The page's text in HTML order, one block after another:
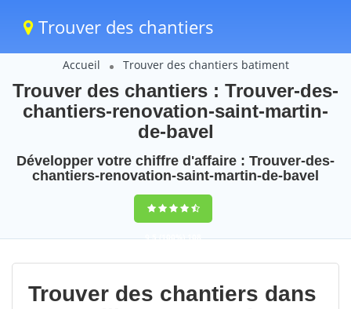
Trouver des chantiers
Accueil Trouver des chantiers batiment
Trouver des chantiers : Trouver-des-
chantiers-renovation-saint-martin-
de-bavel
Développer votre chiffre d'affaire : Trouver-des-
chantiers-renovation-saint-martin-de-bavel
9,5(100%)108
votes
Trouver des chantiers dans